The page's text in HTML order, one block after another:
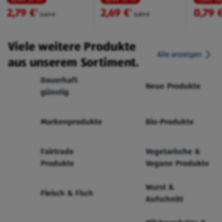
2,79 €² 3,49 € 2,69 €² 3,89 € 0,79
Viele weitere Produkte
aus unserem Sortiment.
Alle anzeigen
Dauerhaft
günstig
Neue Produkte
Markenprodukte Bio-Produkte
Fairtrade
Produkte
Vegetarische &
Vegane Produkte
Fleisch & Fisch
Wurst &
Aufschnitt